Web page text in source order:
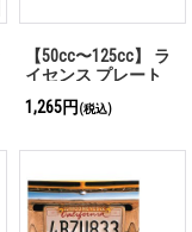
【50cc〜125cc】 ラ
イセンス プレート
モール モーターサイ
Cycle Shop ブラック
1,265円 (税込)